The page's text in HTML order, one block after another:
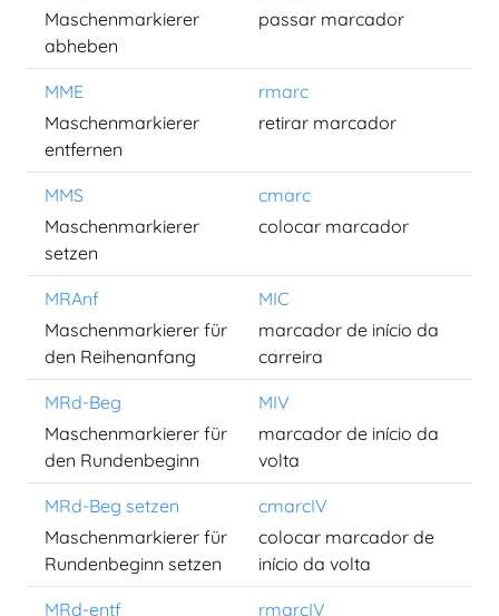
Maschenmarkierer
abheben
passar marcador
MME
rmarc
Maschenmarkierer
entfernen
retirar marcador
MMS
cmarc
Maschenmarkierer
setzen
colocar marcador
MRAnf
MIC
Maschenmarkierer für
den Reihenanfang
marcador de início da
carreira
MRd-Beg
MIV
Maschenmarkierer für
den Rundenbeginn
marcador de início da
volta
MRd-Beg setzen
cmarcIV
Maschenmarkierer für
Rundenbeginn setzen
colocar marcador de
início da volta
MRd-entf rmarcIV